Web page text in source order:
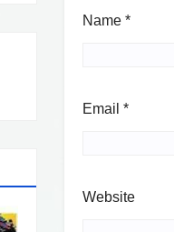
Name *
Email *
Website